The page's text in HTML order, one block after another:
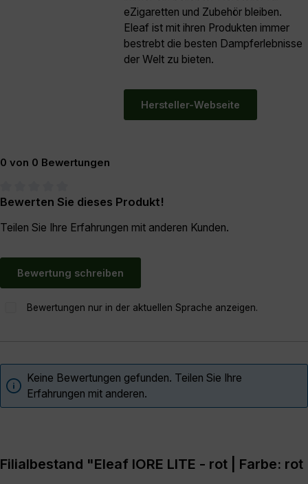
eZigaretten und Zubehör bleiben.
Eleaf ist mit ihren Produkten immer
bestrebt die besten Dampferlebnisse
der Welt zu bieten.
Hersteller-Webseite
0 von 0 Bewertungen
Durchschnittliche Bewertung von 0 von 5 Sternen
Bewerten Sie dieses Produkt!
Teilen Sie Ihre Erfahrungen mit anderen Kunden.
Bewertung schreiben
Bewertungen nur in der aktuellen Sprache anzeigen.
Keine Bewertungen gefunden. Teilen Sie Ihre
Erfahrungen mit anderen.
Filialbestand "Eleaf IORE LITE - rot | Farbe: rot